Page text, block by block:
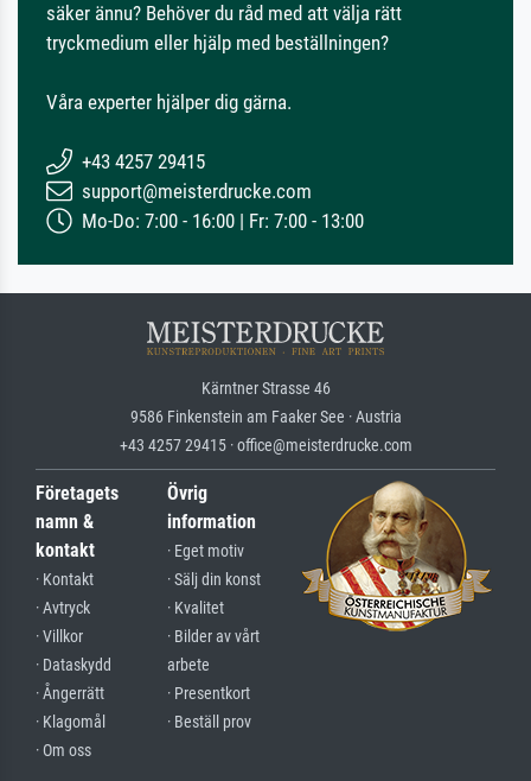
säker ännu? Behöver du råd med att välja rätt
tryckmedium eller hjälp med beställningen?
Våra experter hjälper dig gärna.
+43 4257 29415
support@meisterdrucke.com
Mo-Do: 7:00 - 16:00 | Fr: 7:00 - 13:00
Kärntner Strasse 46
9586 Finkenstein am Faaker See · Austria
+43 4257 29415 · office@meisterdrucke.com
Företagets
namn &
kontakt
· Kontakt
· Avtryck
· Villkor
· Dataskydd
· Ångerrätt
· Klagomål
· Om oss
Övrig
information
· Eget motiv
· Sälj din konst
· Kvalitet
· Bilder av vårt
arbete
· Presentkort
· Beställ prov